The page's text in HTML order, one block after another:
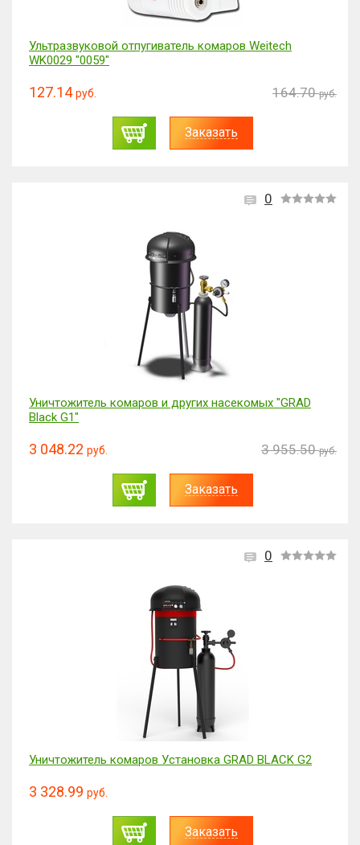
Ультразвуковой отпугиватель комаров Weitech
WK0029 "0059"
127.14 руб. 164.70 руб.
Заказать
0
Уничтожитель комаров и других насекомых "GRAD
Black G1"
3 048.22 руб. 3 955.50 руб.
Заказать
0
Уничтожитель комаров Установка GRAD BLACK G2
3 328.99 руб.
Заказать